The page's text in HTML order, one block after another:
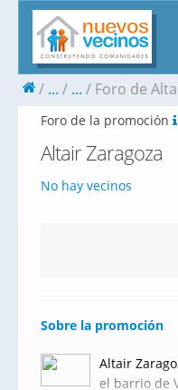
... ... Foro de
Foro de la promoción
Altair Zaragoza
No hay vecinos
Sobre la promoción
Altair
el barrio de